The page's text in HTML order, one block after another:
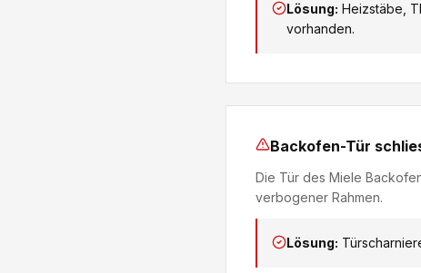
Lösung: Heizstäbe,
vorhanden.
Backofen-Tür
Die Tür des Miele
verbogener Rahmen.
Lösung: